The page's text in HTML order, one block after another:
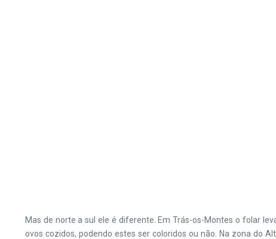
Mas de norte a sul ele é diferente. Em Trás-os-Montes o folar
ovos cozidos, podendo estes ser coloridos ou não. Na zona do